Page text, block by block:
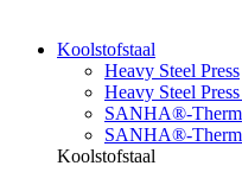
Koolstofstaal
Heavy Steel Press
Heavy Steel
SANHA®-Therm
SANHA®-
Koolstofstaal